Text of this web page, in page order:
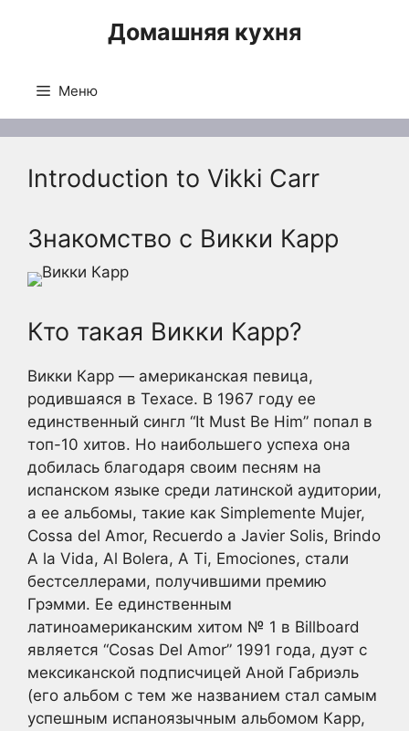
Домашняя кухня
Меню
Introduction to Vikki Carr
Знакомство с Викки Карр
Кто такая Викки Карр?
Викки Карр — американская певица,
родившаяся в Техасе. В 1967 году ее
единственный сингл “It Must Be Him” попал в
топ-10 хитов. Но наибольшего успеха она
добилась благодаря своим песням на
испанском языке среди латинской аудитории,
а ее альбомы, такие как Simplemente Mujer,
Cossa del Amor, Recuerdo a Javier Solis, Brindo
A la Vida, Al Bolera, A Ti, Emociones, стали
бестселлерами, получившими премию
Грэмми. Ее единственным
латиноамериканским хитом № 1 в Billboard
является “Cosas Del Amor” 1991 года, дуэт с
мексиканской подписчицей Аной Габриэль
(его альбом с тем же названием стал самым
успешным испаноязычным альбомом Карр,